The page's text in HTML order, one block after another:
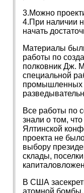
3.Можно
4.При наличии
начать
Материалы
работы по
полковник Дж.
специальной
промышленных
Все работы по
знали о том,
Ялтинской
проекта не
выбору
склады,
В США
атомной